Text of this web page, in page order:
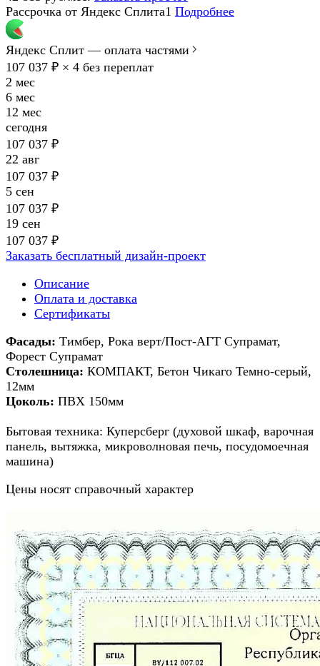
Рассрочка от Яндекс Сплита1 Подробнее
Яндекс Сплит — оплата частями
107 037 ₽ × 4 без переплат
2 мес
6 мес
12 мес
сегодня
107 037 ₽
22 авг
107 037 ₽
5 сен
107 037 ₽
19 сен
107 037 ₽
Заказать бесплатный дизайн-проект
Описание
Оплата и доставка
Сертификаты
Фасады: Тимбер, Рока верт/Пост-АГТ Супрамат,
Форест Супрамат
Столешница: КОМПАКТ, Бетон Чикаго Темно-серый,
12мм
Цоколь: ПВХ 150мм
Бытовая техника: Куперсберг (духовой шкаф, варочная
панель, вытяжка, микроволновая печь, посудомоечная
машина)
Цены носят справочный характер